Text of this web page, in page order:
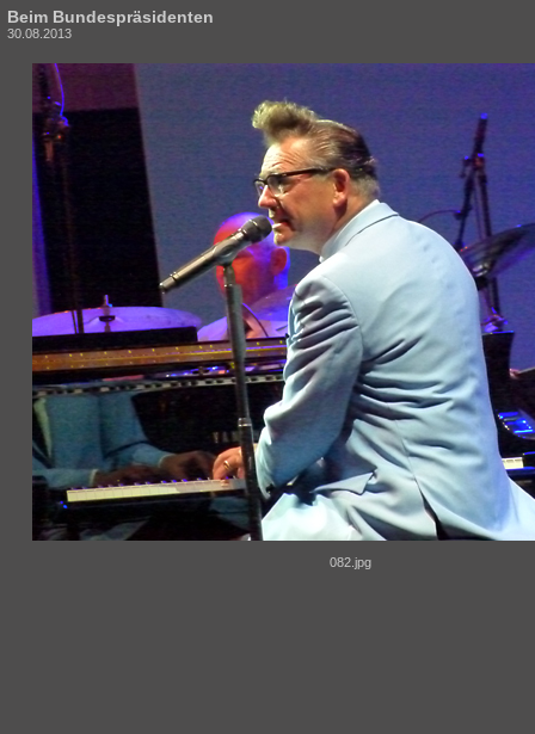
Beim Bundespräsidenten
30.08.2013
082.jpg